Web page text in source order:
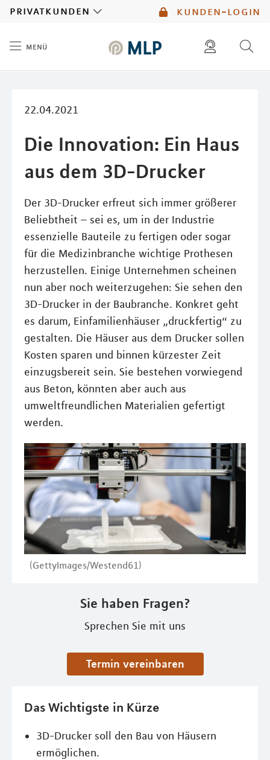
kunden-login
privatkunden
menü
22.04.2021
Die Innovation: Ein Haus
aus dem 3D-Drucker
Der 3D-Drucker erfreut sich immer größerer
Beliebtheit – sei es, um in der Industrie
essenzielle Bauteile zu fertigen oder sogar
für die Medizinbranche wichtige Prothesen
herzustellen. Einige Unternehmen scheinen
nun aber noch weiterzugehen: Sie sehen den
3D-Drucker in der Baubranche. Konkret geht
es darum, Einfamilienhäuser „druckfertig“ zu
gestalten. Die Häuser aus dem Drucker sollen
Kosten sparen und binnen kürzester Zeit
einzugsbereit sein. Sie bestehen vorwiegend
aus Beton, könnten aber auch aus
umweltfreundlichen Materialien gefertigt
werden.
(GettyImages/Westend61)
Sie haben Fragen?
Sprechen Sie mit uns
Termin vereinbaren
Das Wichtigste in Kürze
3D-Drucker soll den Bau von Häusern
ermöglichen.